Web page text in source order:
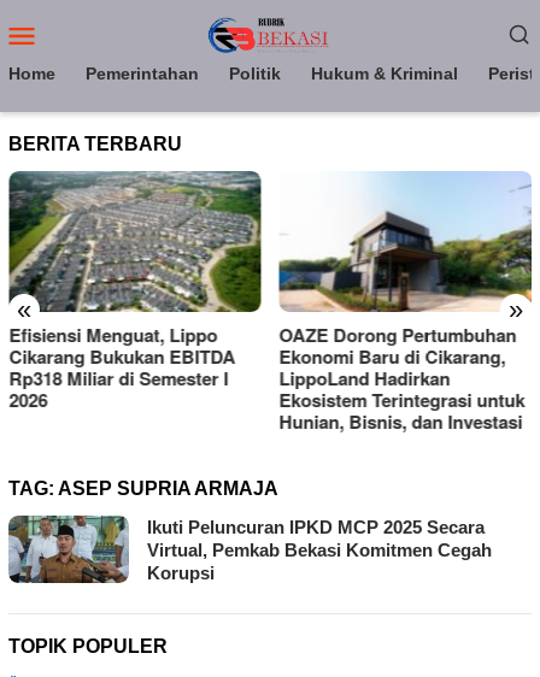
ke
Mobile
Home Pemerintahan Politik Hukum & Kriminal
BERITA TERBARU
« »
I
OAZE Dorong Pertumbuhan
Ekonomi Baru di Cikarang,
LippoLand Hadirkan
Ekosistem Terintegrasi untuk
Hunian, Bisnis, dan Investasi
LippoLand
Lakeside Homes,
Kebutuhan Hunian
di Cikarang
TAG: ASEP SUPRIA ARMAJA
Ikuti Peluncuran IPKD MCP 2025 Secara
Virtual, Pemkab Bekasi Komitmen Cegah
Korupsi
TOPIK POPULER